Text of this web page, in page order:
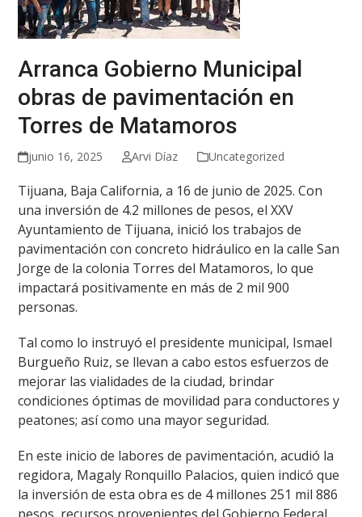
Arranca Gobierno Municipal
obras de pavimentación en
Torres de Matamoros
junio 16, 2025 Arvi Díaz Uncategorized
Tijuana, Baja California, a 16 de junio de 2025. Con
una inversión de 4.2 millones de pesos, el XXV
Ayuntamiento de Tijuana, inició los trabajos de
pavimentación con concreto hidráulico en la calle San
Jorge de la colonia Torres del Matamoros, lo que
impactará positivamente en más de 2 mil 900
personas.
Tal como lo instruyó el presidente municipal, Ismael
Burgueño Ruiz, se llevan a cabo estos esfuerzos de
mejorar las vialidades de la ciudad, brindar
condiciones óptimas de movilidad para conductores y
peatones; así como una mayor seguridad.
En este inicio de labores de pavimentación, acudió la
regidora, Magaly Ronquillo Palacios, quien indicó que
la inversión de esta obra es de 4 millones 251 mil 886